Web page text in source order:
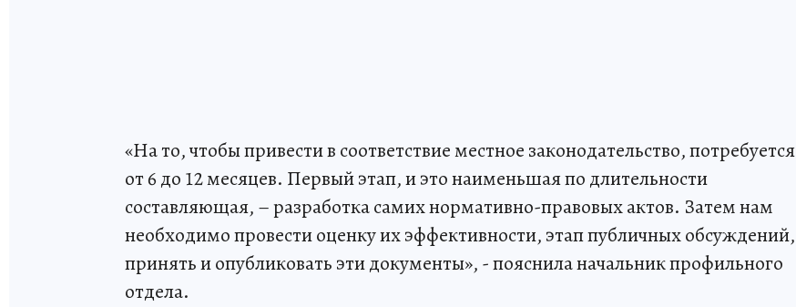
«На то, чтобы привести в соответствие местное законодательство, потребуется
от 6 до 12 месяцев. Первый этап, и это наименьшая по длительности
составляющая, – разработка самих нормативно-правовых актов. Затем нам
необходимо провести оценку их эффективности, этап публичных обсуждений,
принять и опубликовать эти документы», - пояснила начальник профильного
отдела.